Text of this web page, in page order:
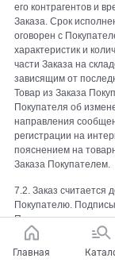
его контрагентов и
Заказа. Срок
оговорен с
характеристик и
части Заказа на
зависящим от
Товар из Заказа
Покупателя об
направления
регистрации на
пояснением на
Заказа Покупателем.
7.2. Заказ считается
Покупателю.
Покупатель
7.3. Заказ
отправлением
Главная